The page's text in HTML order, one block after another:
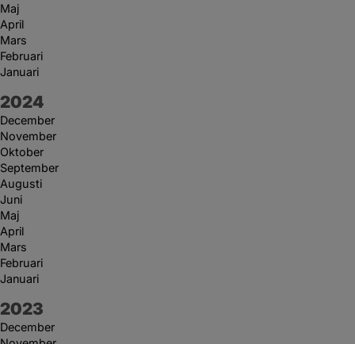
Maj
April
Mars
Februari
Januari
År:
2024
December
November
Oktober
September
Augusti
Juni
Maj
April
Mars
Februari
Januari
År:
2023
December